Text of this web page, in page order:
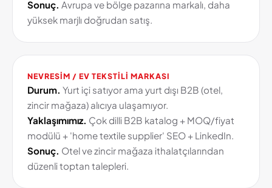
Sonuç. Avrupa ve bölge pazarına markalı, daha
yüksek marjlı doğrudan satış.
NEVRESIM / EV TEKSTILI MARKASI
Durum. Yurt içi satıyor ama yurt dışı B2B (otel,
zincir mağaza) alıcıya ulaşamıyor.
Yaklaşımımız. Çok dilli B2B katalog + MOQ/fiyat
modülü + 'home textile supplier' SEO + LinkedIn.
Sonuç. Otel ve zincir mağaza ithalatçılarından
düzenli toptan talepleri.